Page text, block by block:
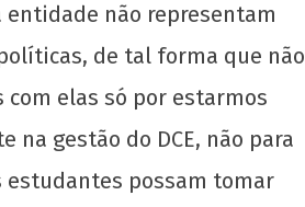
é nossa! Ousar lutar por uma
popular
não representam
de tal forma que não
elas só por estarmos
gestão do DCE, não para
possam tomar